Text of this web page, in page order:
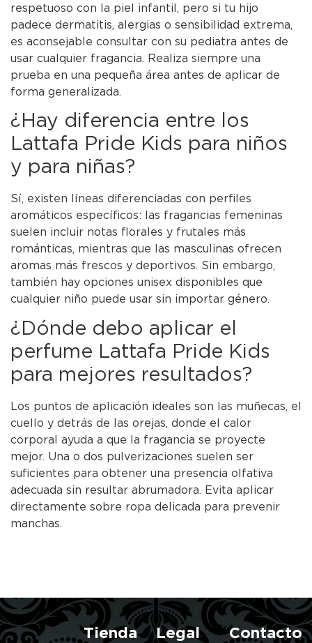
respetuoso con la piel infantil, pero si tu hijo
padece dermatitis, alergias o sensibilidad extrema,
es aconsejable consultar con su pediatra antes de
usar cualquier fragancia. Realiza siempre una
prueba en una pequeña área antes de aplicar de
forma generalizada.
¿Hay diferencia entre los
Lattafa Pride Kids para niños
y para niñas?
Sí, existen líneas diferenciadas con perfiles
aromáticos específicos: las fragancias femeninas
suelen incluir notas florales y frutales más
románticas, mientras que las masculinas ofrecen
aromas más frescos y deportivos. Sin embargo,
también hay opciones unisex disponibles que
cualquier niño puede usar sin importar género.
¿Dónde debo aplicar el
perfume Lattafa Pride Kids
para mejores resultados?
Los puntos de aplicación ideales son las muñecas, el
cuello y detrás de las orejas, donde el calor
corporal ayuda a que la fragancia se proyecte
mejor. Una o dos pulverizaciones suelen ser
suficientes para obtener una presencia olfativa
adecuada sin resultar abrumadora. Evita aplicar
directamente sobre ropa delicada para prevenir
manchas.
Tienda Legal Contacto